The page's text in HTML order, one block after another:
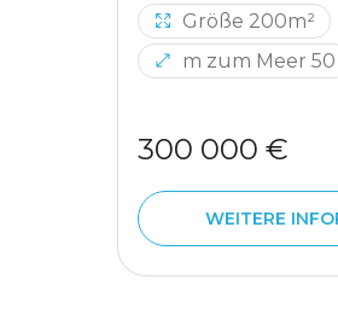
Größe 200m²
m zum Meer 50
300 000 €
WEITERE